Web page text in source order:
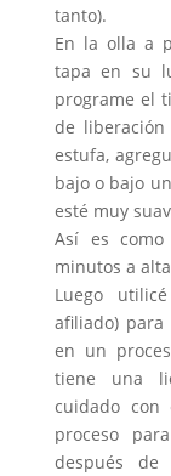
tanto).
En la olla a
tapa en su
programe el
de
estufa,
bajo o bajo
esté muy
Así es
minutos a
Luego
afiliado)
en un
tiene una
cuidado
proceso
después